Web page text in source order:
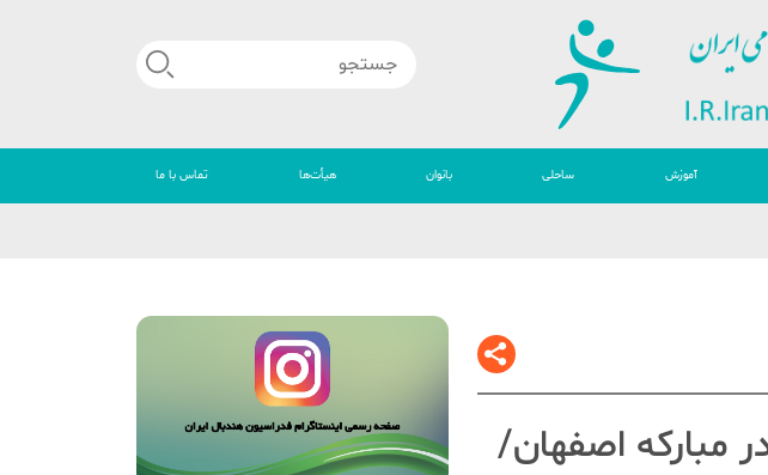
آموزش ساحلی بانوان هیأت‌ها تماس با ما
مبارکه اصفهان/